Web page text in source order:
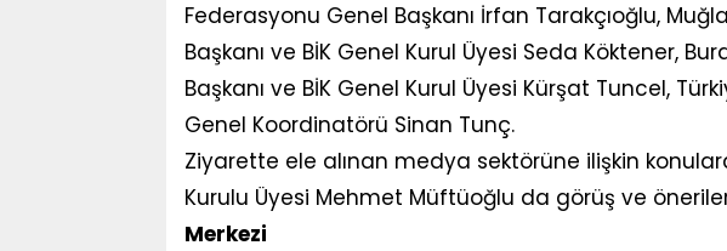
Federasyonu Genel Başkanı İrfan Tarakçıoğlu,
Başkanı ve BİK Genel Kurul Üyesi Seda Köktener,
Başkanı ve BİK Genel Kurul Üyesi Kürşat Tuncel,
Genel Koordinatörü Sinan Tunç.
Ziyarette ele alınan medya sektörüne ilişkin
Kurulu Üyesi Mehmet Müftüoğlu da görüş ve
Merkezi